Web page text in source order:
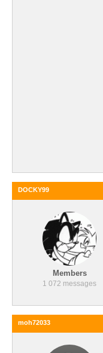
DOCKY99
Members
1 072 messages
moh72033